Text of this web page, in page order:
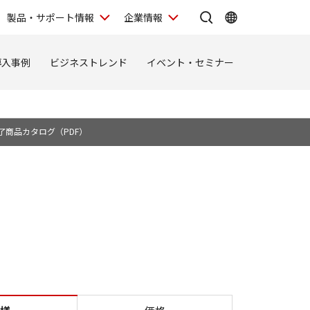
製品・サポート情報 企業情報
事例 ビジネストレンド イベント・セミナー
商品カタログ（PDF）